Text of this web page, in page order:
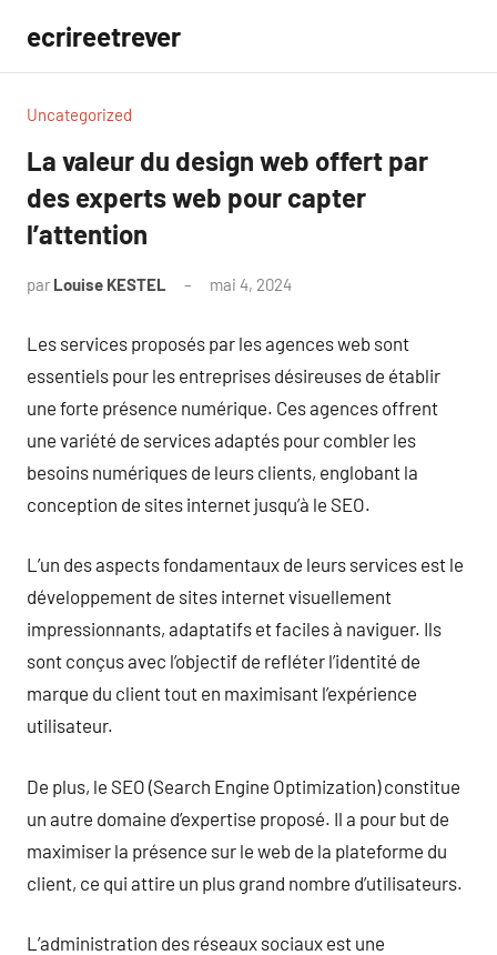
contenu
ecrireetrever
Uncategorized
La valeur du design web offert par
des experts web pour capter
l’attention
par Louise KESTEL mai 4, 2024
Les services proposés par les agences web sont
essentiels pour les entreprises désireuses de établir
une forte présence numérique. Ces agences offrent
une variété de services adaptés pour combler les
besoins numériques de leurs clients, englobant la
conception de sites internet jusqu’à le SEO.
L’un des aspects fondamentaux de leurs services est le
développement de sites internet visuellement
impressionnants, adaptatifs et faciles à naviguer. Ils
sont conçus avec l’objectif de refléter l’identité de
marque du client tout en maximisant l’expérience
utilisateur.
De plus, le SEO (Search Engine Optimization) constitue
un autre domaine d’expertise proposé. Il a pour but de
maximiser la présence sur le web de la plateforme du
client, ce qui attire un plus grand nombre d’utilisateurs.
L’administration des réseaux sociaux est une